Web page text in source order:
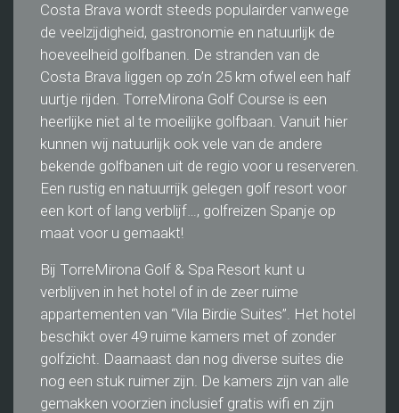
Costa Brava wordt steeds populairder vanwege
de veelzijdigheid, gastronomie en natuurlijk de
hoeveelheid golfbanen. De stranden van de
Costa Brava liggen op zo’n 25 km ofwel een half
uurtje rijden. TorreMirona Golf Course is een
heerlijke niet al te moeilijke golfbaan. Vanuit hier
kunnen wij natuurlijk ook vele van de andere
bekende golfbanen uit de regio voor u reserveren.
Een rustig en natuurrijk gelegen golf resort voor
een kort of lang verblijf…, golfreizen Spanje op
maat voor u gemaakt!
Bij TorreMirona Golf & Spa Resort kunt u
verblijven in het hotel of in de zeer ruime
appartementen van “Vila Birdie Suites”. Het hotel
beschikt over 49 ruime kamers met of zonder
golfzicht. Daarnaast dan nog diverse suites die
nog een stuk ruimer zijn. De kamers zijn van alle
gemakken voorzien inclusief gratis wifi en zijn